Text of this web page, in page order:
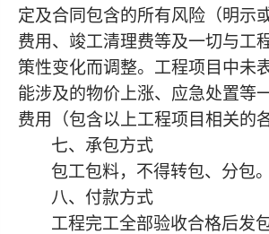
定及合同包含的所有风险（明示
费用、竣工清理费等及一切与工
策性变化而调整。工程项目中未
能涉及的物价上涨、应急处置等
费用（包含以上工程项目相关的
七、承包方式
包工包料，不得转包、分包。
八、 付款方式
工程完工全部验收合格后发